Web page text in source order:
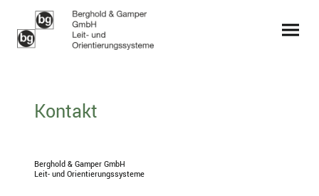
Kontakt
Berghold & Gamper GmbH
Leit- und Orientierungssysteme